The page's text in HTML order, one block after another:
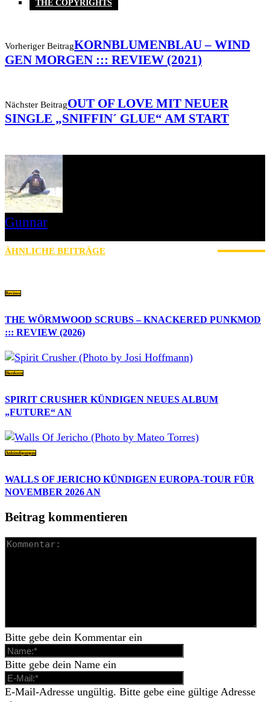
THE COPYRIGHTS
Vorheriger BeitragKORNBLUMENBLAU – WIND
GEN MORGEN ::: REVIEW (2021)
Nächster BeitragOUT OF LOVE MIT NEUER
SINGLE „SNIFFIN´ GLUE“ AM START
Gunnar
ÄHNLICHE BEITRÄGE
Reviews
THE WÖRMWOOD SCRUBS – KNACKERED PUNKMOD
::: REVIEW (2026)
Hardcore
SPIRIT CRUSHER KÜNDIGEN NEUES ALBUM
„FUTURE“ AN
Ankündigungen
WALLS OF JERICHO KÜNDIGEN EUROPA-TOUR FÜR
NOVEMBER 2026 AN
Beitrag kommentieren
Bitte gebe dein Kommentar ein
Bitte gebe dein Name ein
E-Mail-Adresse ungültig. Bitte gebe eine gültige Adresse